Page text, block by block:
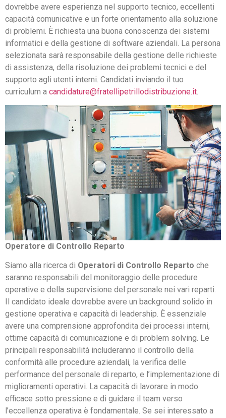
dovrebbe avere esperienza nel supporto tecnico, eccellenti
capacità comunicative e un forte orientamento alla soluzione
di problemi. È richiesta una buona conoscenza dei sistemi
informatici e della gestione di software aziendali. La persona
selezionata sarà responsabile della gestione delle richieste
di assistenza, della risoluzione dei problemi tecnici e del
supporto agli utenti interni. Candidati inviando il tuo
curriculum a candidature@fratellipetrillodistribuzione.it
Operatore di Controllo Reparto
Siamo alla ricerca di Operatori di Controllo Reparto che
saranno responsabili del monitoraggio delle procedure
operative e della supervisione del personale nei vari reparti.
Il candidato ideale dovrebbe avere un background solido in
gestione operativa e capacità di leadership. È essenziale
avere una comprensione approfondita dei processi interni,
ottime capacità di comunicazione e di problem solving. Le
principali responsabilità includeranno il controllo della
conformità alle procedure aziendali, la verifica delle
performance del personale di reparto, e l’implementazione di
miglioramenti operativi. La capacità di lavorare in modo
efficace sotto pressione e di guidare il team verso
l’eccellenza operativa è fondamentale. Se sei interessato a